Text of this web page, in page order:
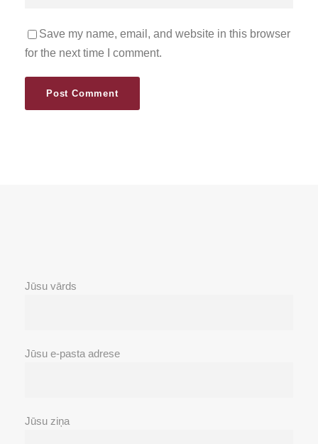
Save my name, email, and website in this browser
for the next time I comment.
Jūsu vārds
Jūsu e-pasta adrese
Jūsu ziņa